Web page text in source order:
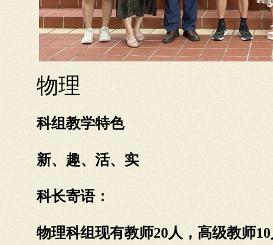
物理
科组教学特色
新、趣、活、实
科长寄语：
物理科组现有教师20人，高级教师